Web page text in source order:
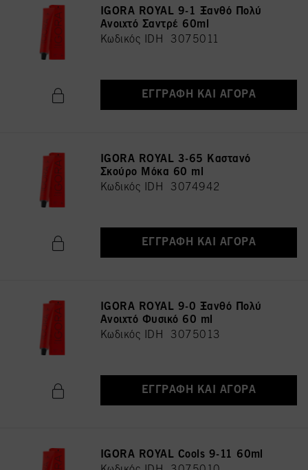
IGORA ROYAL 9-1 Ξανθό Πολύ
Ανοιχτό Σαντρέ 60ml
Κωδικός IDH 3075011
ΕΓΓΡΑΦΉ ΚΑΙ ΑΓΟΡΆ
IGORA ROYAL 3-65 Καστανό
Σκούρο Μόκα 60 ml
Κωδικός IDH 3074942
ΕΓΓΡΑΦΉ ΚΑΙ ΑΓΟΡΆ
IGORA ROYAL 9-0 Ξανθό Πολύ
Ανοιχτό Φυσικό 60 ml
Κωδικός IDH 3075013
ΕΓΓΡΑΦΉ ΚΑΙ ΑΓΟΡΆ
IGORA ROYAL Cools 9-11 60ml